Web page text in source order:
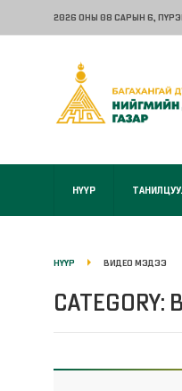
2026 ОНЫ 08 САРЫН 6,
НҮҮР
НҮҮР ВИДЕО МЭДЭЭ